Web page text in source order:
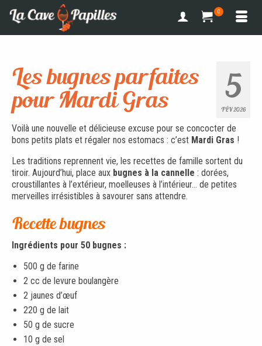
0
5
FÉV 2026
Les bugnes parfaites
pour Mardi Gras
Voilà une nouvelle et délicieuse excuse pour se concocter de
bons petits plats et régaler nos estomacs : c’est Mardi Gras !
Les traditions reprennent vie, les recettes de famille sortent du
tiroir. Aujourd’hui, place aux bugnes à la cannelle : dorées,
croustillantes à l’extérieur, moelleuses à l’intérieur… de petites
merveilles irrésistibles à savourer sans attendre.
Recette bugnes
Ingrédients pour 50 bugnes :
500 g de farine
2 cc de levure boulangère
2 jaunes d’œuf
220 g de lait
50 g de sucre
10 g de sel